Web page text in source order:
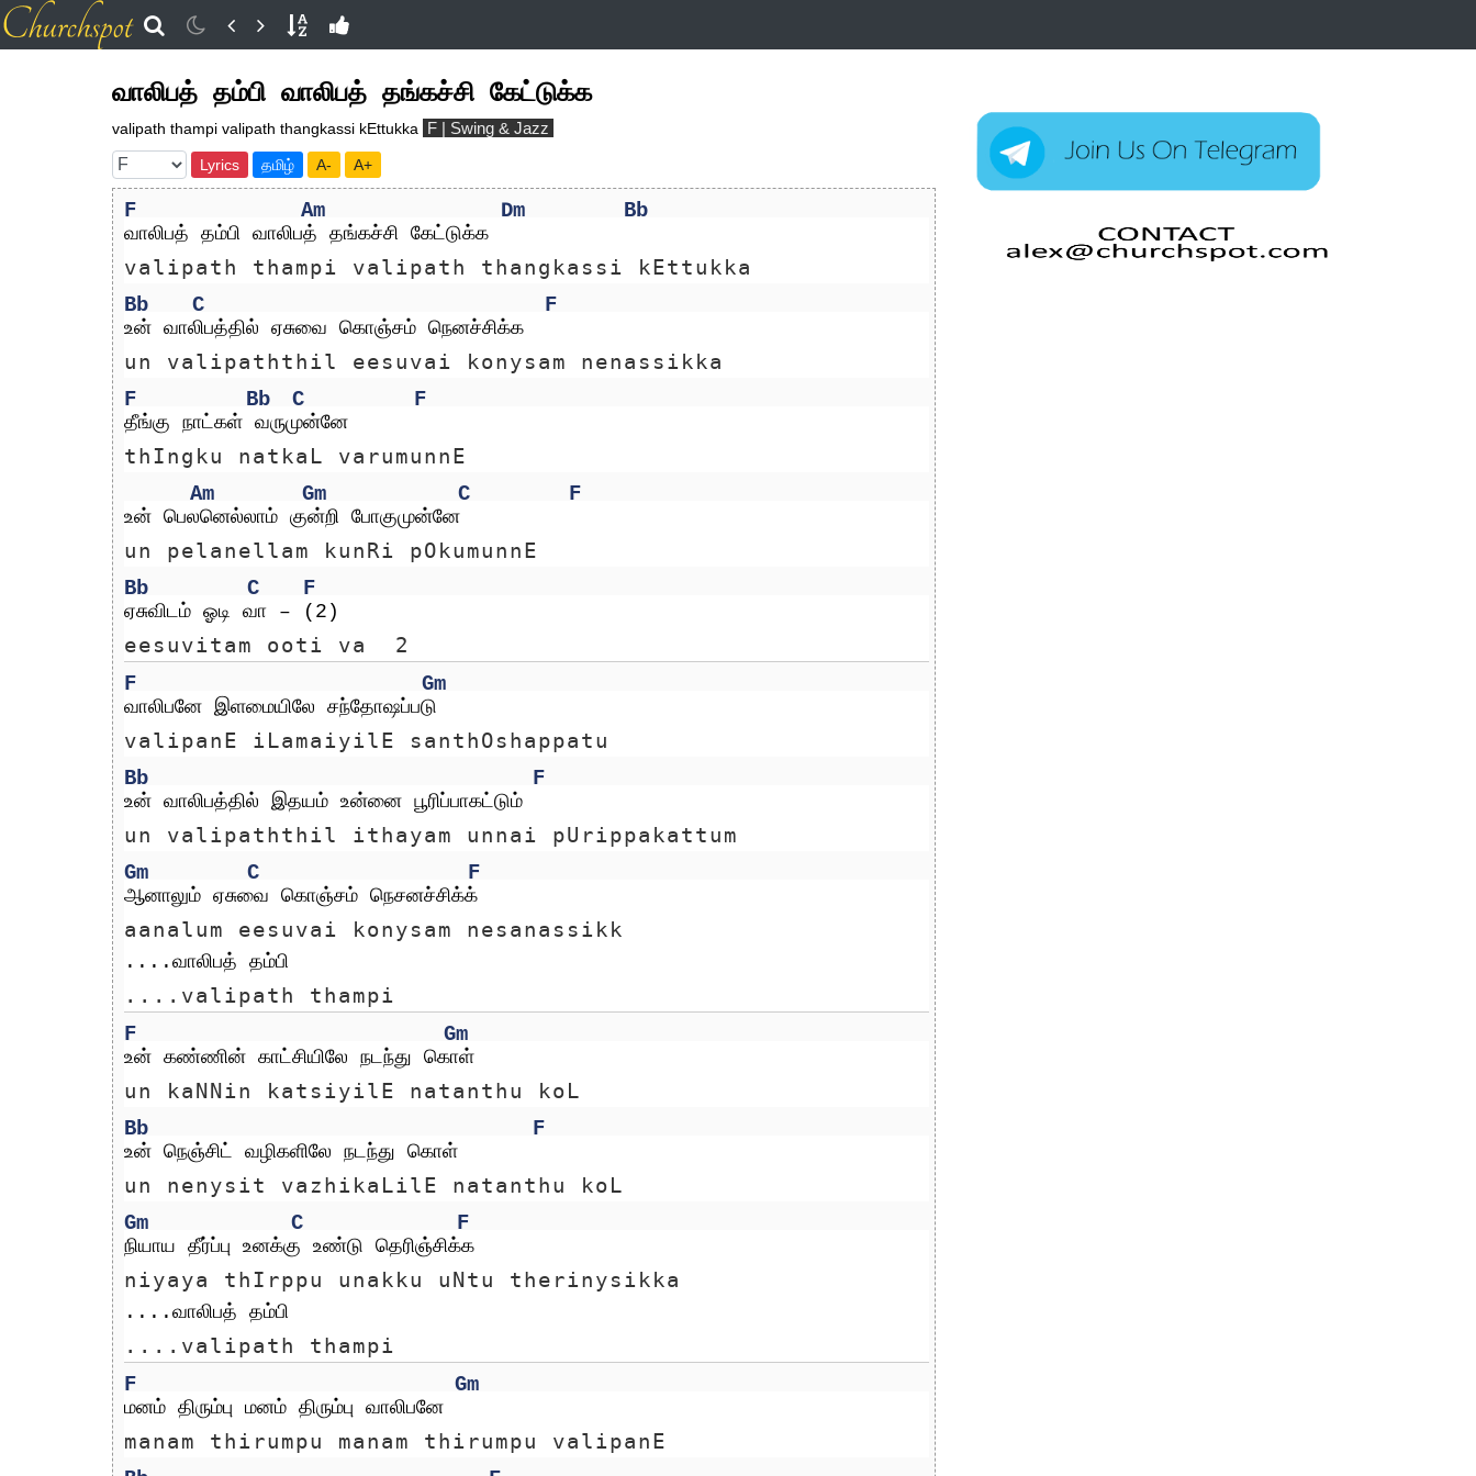
வாலிபத் தம்பி வாலிபத் தங்கச்சி கேட்டுக்க
valipath thampi valipath thangkassi kEttukka F | Swing & Jazz
Lyrics தமிழ் A- A+
F Am Dm Bb
வாலிபத் தம்பி வாலிபத் தங்கச்சி கேட்டுக்க
valipath thampi valipath thangkassi kEttukka
Bb
C F
உன் வாலிபத்தில் ஏசுவை கொஞ்சம் நெனச்சிக்க
un valipaththil eesuvai konysam nenassikka
F
Bb C F
தீங்கு நாட்கள் வருமுன்னே
thIngku natkaL varumunnE
Am
Gm C F
உன் பெலனெல்லாம் குன்றி போகுமுன்னே
un pelanellam kunRi pOkumunnE
Bb
C F
ஏசுவிடம் ஓடி வா – (2)
eesuvitam ooti va  2
F
Gm
வாலிபனே இளமையிலே சந்தோஷப்படு
valipanE iLamaiyilE santhOshappatu
Bb
F
உன் வாலிபத்தில் இதயம் உன்னை பூரிப்பாகட்டும்
un valipaththil ithayam unnai pUrippakattum
Gm
C F
ஆனாலும் ஏசுவை கொஞ்சம் நெசனச்சிக்க்
aanalum eesuvai konysam nesanassikk
....வாலிபத் தம்பி
....valipath thampi
F
Gm
உன் கண்ணின் காட்சியிலே நடந்து கொள்
un kaNNin katsiyilE natanthu koL
Bb
F
உன் நெஞ்சிட் வழிகளிலே நடந்து கொள்
un nenysit vazhikaLilE natanthu koL
Gm
C F
நியாய தீர்ப்பு உனக்கு உண்டு தெரிஞ்சிக்க
niyaya thIrppu unakku uNtu therinysikka
....வாலிபத் தம்பி
....valipath thampi
F
Gm
மனம் திரும்பு மனம் திரும்பு வாலிபனே
manam thirumpu manam thirumpu valipanE